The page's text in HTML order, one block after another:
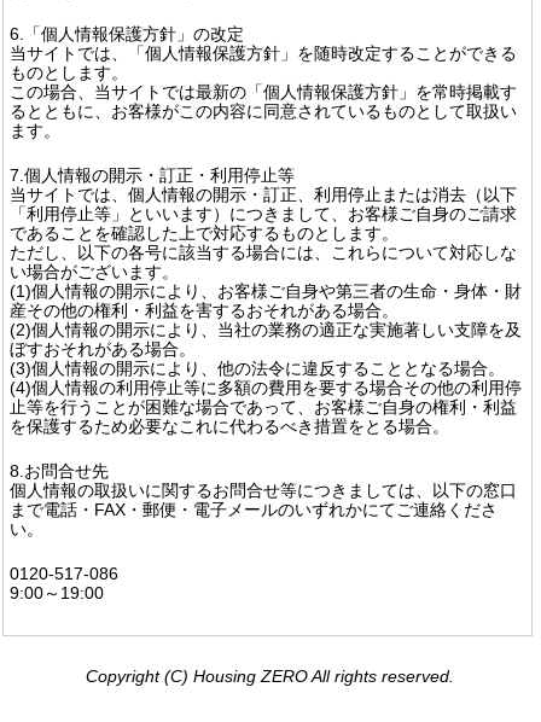
6.「個人情報保護方針」の改定
当サイトでは、「個人情報保護方針」を随時改定することができる
ものとします。
この場合、当サイトでは最新の「個人情報保護方針」を常時掲載す
るとともに、お客様がこの内容に同意されているものとして取扱い
ます。
7.個人情報の開示・訂正・利用停止等
当サイトでは、個人情報の開示・訂正、利用停止または消去（以下
「利用停止等」といいます）につきまして、お客様ご自身のご請求
であることを確認した上で対応するものとします。
ただし、以下の各号に該当する場合には、これらについて対応しな
い場合がございます。
(1)個人情報の開示により、お客様ご自身や第三者の生命・身体・財
産その他の権利・利益を害するおそれがある場合。
(2)個人情報の開示により、当社の業務の適正な実施著しい支障を及
ぼすおそれがある場合。
(3)個人情報の開示により、他の法令に違反することとなる場合。
(4)個人情報の利用停止等に多額の費用を要する場合その他の利用停
止等を行うことが困難な場合であって、お客様ご自身の権利・利益
を保護するため必要なこれに代わるべき措置をとる場合。
8.お問合せ先
個人情報の取扱いに関するお問合せ等につきましては、以下の窓口
まで電話・FAX・郵便・電子メールのいずれかにてご連絡くださ
い。
0120-517-086
9:00～19:00
Copyright (C) Housing ZERO All rights reserved.